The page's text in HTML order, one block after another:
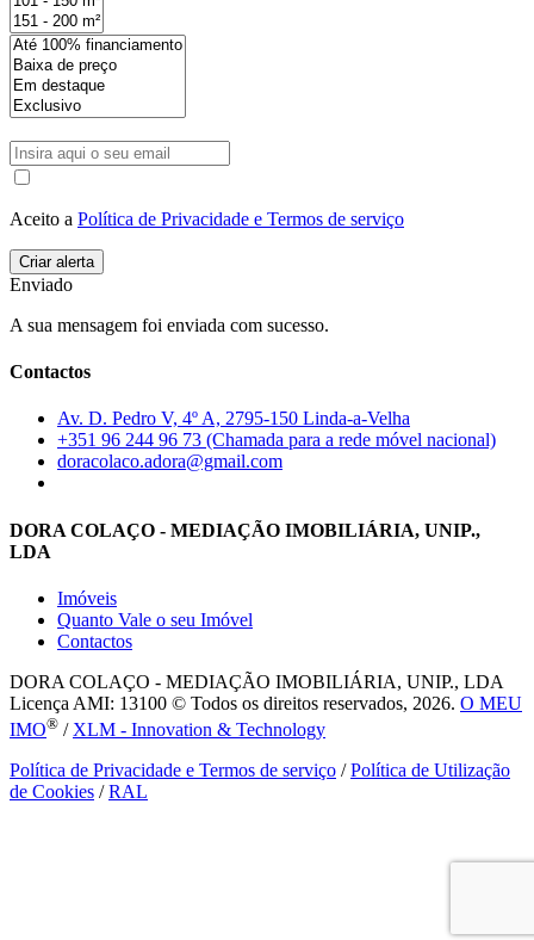
Aceito a Política de Privacidade e Termos de serviço
Enviado
A sua mensagem foi enviada com sucesso.
Contactos
Av. D. Pedro V, 4º A, 2795-150 Linda-a-Velha
+351 96 244 96 73 (Chamada para a rede móvel nacional)
doracolaco.adora@gmail.com
DORA COLAÇO - MEDIAÇÃO IMOBILIÁRIA, UNIP.,
LDA
Imóveis
Quanto Vale o seu Imóvel
Contactos
DORA COLAÇO - MEDIAÇÃO IMOBILIÁRIA, UNIP., LDA
Licença AMI: 13100 © Todos os direitos reservados, 2026. O MEU
IMO® / XLM - Innovation & Technology
Política de Privacidade e Termos de serviço /Política de Utilização
de Cookies /RAL